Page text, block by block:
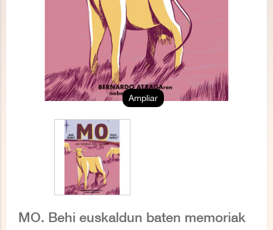
Ampliar
MO. Behi euskaldun baten memoriak